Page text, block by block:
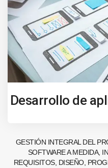
Desarrollo de
GESTIÓN INTEGRAL DEL
SOFTWARE A MEDIDA,
REQUISITOS, DISEÑO,